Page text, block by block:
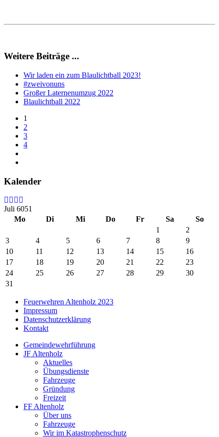
Weitere Beiträge ...
Wir laden ein zum Blaulichtball 2023!
#zweivonuns
Großer Laternenumzug 2022
Blaulichtball 2022
1
2
3
4
Kalender
Juli 6051
Mo
Di Mi Do Fr Sa
So
1
2
3
4 5 6 7 8
9
10
11 12 13 14 15
16
17
18 19 20 21 22
23
24
25 26 27 28 29
30
31
Feuerwehren Altenholz 2023
Impressum
Datenschutzerklärung
Kontakt
Gemeindewehrführung
JF Altenholz
Aktuelles
Übungsdienste
Fahrzeuge
Gründung
Freizeit
FF Altenholz
Über uns
Fahrzeuge
Wir im Katastrophenschutz